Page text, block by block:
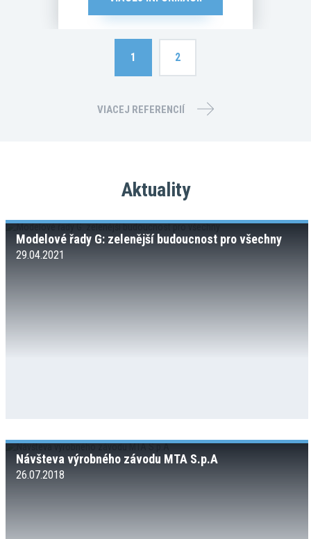
VIACEJ REFERENCIÍ
1 2
Aktuality
Modelové řady G: zelenější budoucnost pro všechny
29.04.2021
Návšteva výrobného závodu MTA S.p.A
26.07.2018